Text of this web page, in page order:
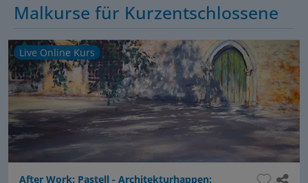
Malkurse für Kurzentschlossene
Live Online Kurs
After Work: Pastell - Architekturhappen: